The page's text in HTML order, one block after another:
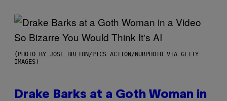
(PHOTO BY JOSE BRETON/PICS ACTION/NURPHOTO VIA GETTY
IMAGES)
Drake Barks at a Goth Woman in